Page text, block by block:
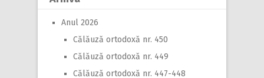
Anul 2026
Călăuză ortodoxă nr. 450
Călăuză ortodoxă nr. 449
Călăuză ortodoxă nr. 447-448